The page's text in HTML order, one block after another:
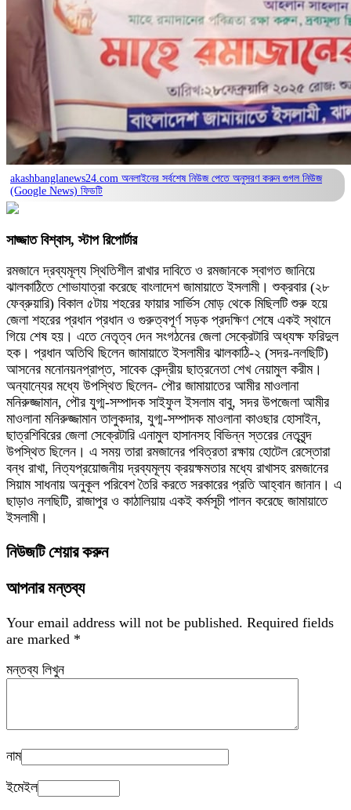
akashbanglanews24.com অনলাইনের সর্বশেষ নিউজ পেতে অনুসরণ করুন গুগল নিউজ
(Google News) ফিডটি
সাজ্জাত বিশ্বাস, স্টাপ রিপোর্টার
রমজানে দ্রব্যমূল্য স্থিতিশীল রাখার দাবিতে ও রমজানকে স্বাগত জানিয়ে
ঝালকাঠিতে শোভাযাত্রা করেছে বাংলাদেশ জামায়াতে ইসলামী। শুক্রবার (২৮
ফেব্রুয়ারি) বিকাল ৫টায় শহরের ফায়ার সার্ভিস মোড় থেকে মিছিলটি শুরু হয়ে
জেলা শহরের প্রধান প্রধান ও গুরুত্বপূর্ণ সড়ক প্রদক্ষিণ শেষে একই স্থানে
গিয়ে শেষ হয়। এতে নেতৃত্ব দেন সংগঠনের জেলা সেক্রেটারি অধ্যক্ষ ফরিদুল
হক। প্রধান অতিথি ছিলেন জামায়াতে ইসলামীর ঝালকাঠি-২ (সদর-নলছিটি)
আসনের মনোনয়নপ্রাপ্ত, সাবেক কেন্দ্রীয় ছাত্রনেতা শেখ নেয়ামুল করীম।
অন্যান্যের মধ্যে উপস্থিত ছিলেন- পৌর জামায়াতের আমীর মাওলানা
মনিরুজ্জামান, পৌর যুগ্ম-সম্পাদক সাইফুল ইসলাম বাবু, সদর উপজেলা আমীর
মাওলানা মনিরুজ্জামান তালুকদার, যুগ্ম-সম্পাদক মাওলানা কাওছার হোসাইন,
ছাত্রশিবিরের জেলা সেক্রেটারি এনামুল হাসানসহ বিভিন্ন স্তরের নেতৃবৃন্দ
উপস্থিত ছিলেন। এ সময় তারা রমজানের পবিত্রতা রক্ষায় হোটেল রেস্তোরা
বন্ধ রাখা, নিত্যপ্রয়োজনীয় দ্রব্যমূল্য ক্রয়ক্ষমতার মধ্যে রাখাসহ রমজানের
সিয়াম সাধনায় অনুকূল পরিবেশ তৈরি করতে সরকারের প্রতি আহ্বান জানান। এ
ছাড়াও নলছিটি, রাজাপুর ও কাঠালিয়ায় একই কর্মসূচী পালন করেছে জামায়াতে
ইসলামী।
নিউজটি শেয়ার করুন
আপনার মন্তব্য
Your email address will not be published. Required fields
are marked *
মন্তব্য লিখুন
নাম
ইমেইল